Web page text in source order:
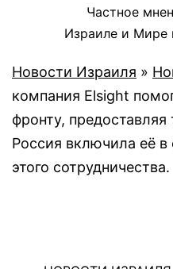
Частное
Израиле и Мире
Новости Израиля »
компания Elsight
фронту, предоставляя
Россия включила её в
этого сотрудничества.